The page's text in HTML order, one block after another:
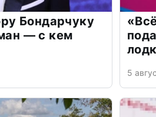
Бондарчуку
— с кем
5